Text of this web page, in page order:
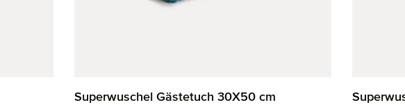
Superwuschel Gästetuch 30X50 cm